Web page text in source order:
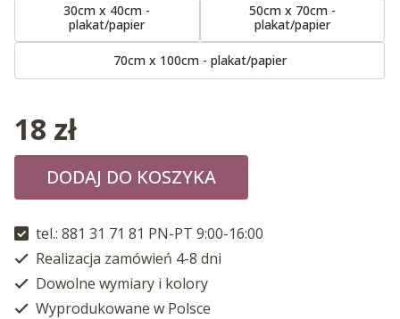
30cm x 40cm -
plakat/papier
50cm x 70cm -
plakat/papier
70cm x 100cm - plakat/papier
18 zł
DODAJ DO KOSZYKA
tel.: 881 31 71 81 PN-PT 9:00-16:00
Realizacja zamówień 4-8 dni
Dowolne wymiary i kolory
Wyprodukowane w Polsce